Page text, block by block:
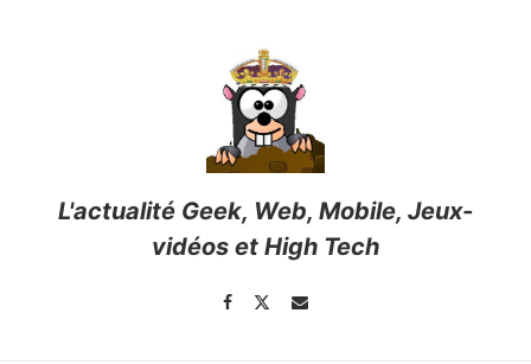
L'actualité Geek, Web, Mobile, Jeux-
vidéos et High Tech